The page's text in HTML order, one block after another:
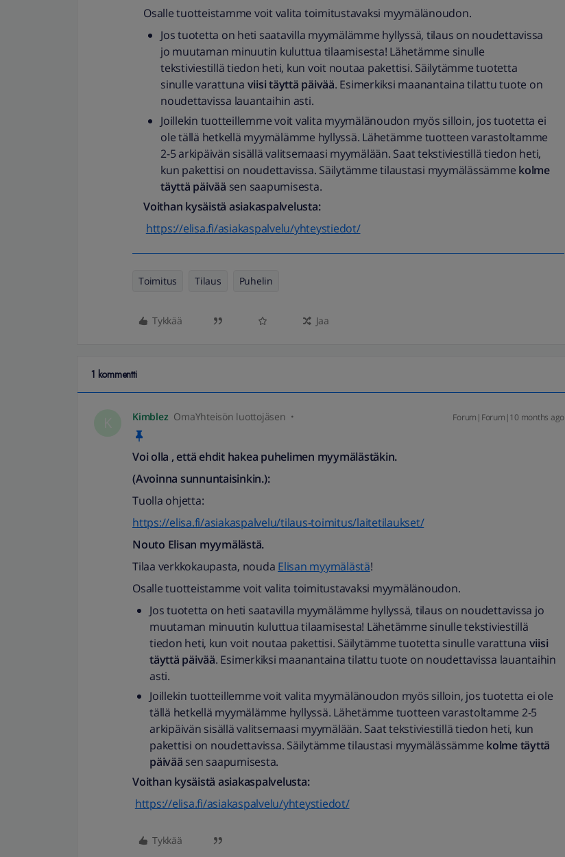
Osalle tuotteistamme voit valita toimitustavaksi myymälänoudon.
Jos tuotetta on heti saatavilla myymälämme hyllyssä, tilaus on noudettavissa
jo muutaman minuutin kuluttua tilaamisesta! Lähetämme sinulle
tekstiviestillä tiedon heti, kun voit noutaa pakettisi. Säilytämme tuotetta
sinulle varattuna viisi täyttä päivää. Esimerkiksi maanantaina tilattu tuote on
noudettavissa lauantaihin asti.
Joillekin tuotteillemme voit valita myymälänoudon myös silloin, jos tuotetta ei
ole tällä hetkellä myymälämme hyllyssä. Lähetämme tuotteen varastoltamme
2-5 arkipäivän sisällä valitsemaasi myymälään. Saat tekstiviestillä tiedon heti,
kun pakettisi on noudettavissa. Säilytämme tilaustasi myymälässämme kolme
täyttä päivää sen saapumisesta.
Voithan kysäistä asiakaspalvelusta:
https://elisa.fi/asiakaspalvelu/yhteystiedot/
Toimitus Tilaus Puhelin
Tykkää Jaa
1 kommentti
Kimblez OmaYhteisön luottojäsen Forum|Forum|10 months ago
Voi olla , että ehdit hakea puhelimen myymälästäkin.
(Avoinna sunnuntaisinkin.):
Tuolla ohjetta:
https://elisa.fi/asiakaspalvelu/tilaus-toimitus/laitetilaukset/
Nouto Elisan myymälästä.
Tilaa verkkokaupasta, nouda Elisan myymälästä!
Osalle tuotteistamme voit valita toimitustavaksi myymälänoudon.
Jos tuotetta on heti saatavilla myymälämme hyllyssä, tilaus on noudettavissa jo
muutaman minuutin kuluttua tilaamisesta! Lähetämme sinulle tekstiviestillä
tiedon heti, kun voit noutaa pakettisi. Säilytämme tuotetta sinulle varattuna viisi
täyttä päivää. Esimerkiksi maanantaina tilattu tuote on noudettavissa lauantaihin
asti.
Joillekin tuotteillemme voit valita myymälänoudon myös silloin, jos tuotetta ei ole
tällä hetkellä myymälämme hyllyssä. Lähetämme tuotteen varastoltamme 2-5
arkipäivän sisällä valitsemaasi myymälään. Saat tekstiviestillä tiedon heti, kun
pakettisi on noudettavissa. Säilytämme tilaustasi myymälässämme kolme täyttä
päivää sen saapumisesta.
Voithan kysäistä asiakaspalvelusta:
https://elisa.fi/asiakaspalvelu/yhteystiedot/
Tykkää